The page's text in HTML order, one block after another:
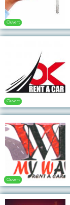
Ouvert
Ouvert